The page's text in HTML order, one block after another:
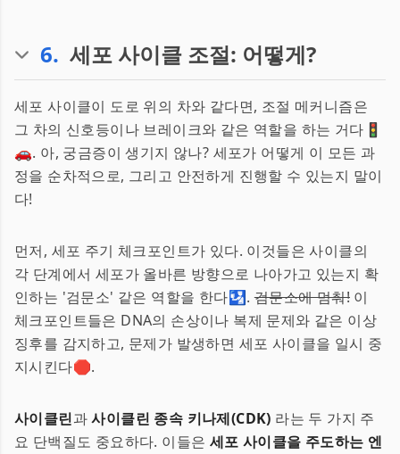
6. 세포 사이클 조절: 어떻게?
세포 사이클이 도로 위의 차와 같다면, 조절 메커니즘은
그 차의 신호등이나 브레이크와 같은 역할을 하는 거다🚦
🚗. 아, 궁금증이 생기지 않나? 세포가 어떻게 이 모든 과
정을 순차적으로, 그리고 안전하게 진행할 수 있는지 말이
다!
먼저, 세포 주기 체크포인트가 있다. 이것들은 사이클의
각 단계에서 세포가 올바른 방향으로 나아가고 있는지 확
인하는 '검문소' 같은 역할을 한다🛂.검문소에 멈춰! 이
체크포인트들은 DNA의 손상이나 복제 문제와 같은 이상
징후를 감지하고, 문제가 발생하면 세포 사이클을 일시 중
지시킨다🛑.
사이클린과사이클린 종속 키나제(CDK) 라는 두 가지 주
요 단백질도 중요하다. 이들은 세포 사이클을 주도하는 엔